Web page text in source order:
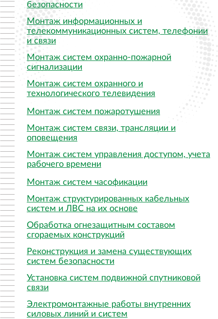
безопасности
Монтаж информационных и
телекоммуникационных систем, телефонии
и связи
Монтаж систем охранно-пожарной
сигнализации
Монтаж систем охранного и
технологического телевидения
Монтаж систем пожаротушения
Монтаж систем связи, трансляции и
оповещения
Монтаж систем управления доступом, учета
рабочего времени
Монтаж систем часофикации
Монтаж структурированных кабельных
систем и ЛВС на их основе
Обработка огнезащитным составом
сгораемых конструкций
Реконструкция и замена существующих
систем безопасности
Установка систем подвижной спутниковой
связи
Электромонтажные работы внутренних
силовых линий и систем